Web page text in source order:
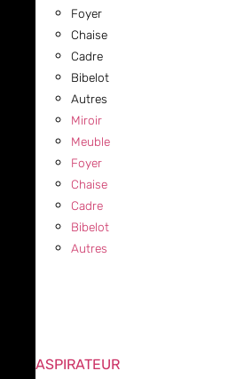
Foyer
Chaise
Cadre
Bibelot
Autres
Miroir
Meuble
Foyer
Chaise
Cadre
Bibelot
Autres
ASPIRATEUR